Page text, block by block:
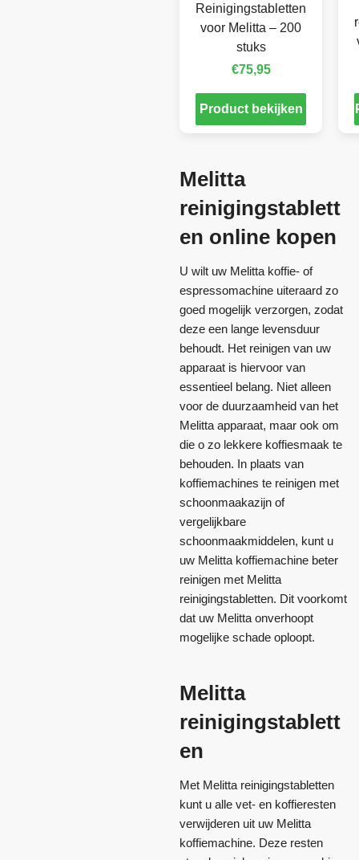
Reinigingstabletten
voor Melitta – 200
stuks
€75,95
Product bekijken
Melitta
reinigingstablett
en online kopen
U wilt uw Melitta koffie- of
espressomachine uiteraard zo
goed mogelijk verzorgen, zodat
deze een lange levensduur
behoudt. Het reinigen van uw
apparaat is hiervoor van
essentieel belang. Niet alleen
voor de duurzaamheid van het
Melitta apparaat, maar ook om
die o zo lekkere koffiesmaak te
behouden. In plaats van
koffiemachines te reinigen met
schoonmaakazijn of
vergelijkbare
schoonmaakmiddelen, kunt u
uw Melitta koffiemachine beter
reinigen met Melitta
reinigingstabletten. Dit voorkomt
dat uw Melitta onverhoopt
mogelijke schade oploopt.
Melitta
reinigingstablett
en
Met Melitta reinigingstabletten
kunt u alle vet- en koffieresten
verwijderen uit uw Melitta
koffiemachine. Deze resten